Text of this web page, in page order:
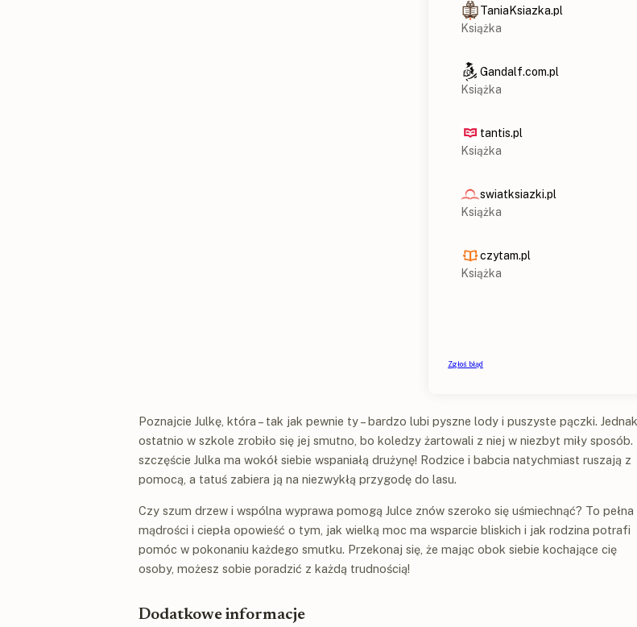
Poznajcie Julkę, która – tak jak pewnie ty – bardzo lubi pyszne lody i puszyste pączki. Jednak
ostatnio w szkole zrobiło się jej smutno, bo koledzy żartowali z niej w niezbyt miły sposób.
szczęście Julka ma wokół siebie wspaniałą drużynę! Rodzice i babcia natychmiast ruszają z
pomocą, a tatuś zabiera ją na niezwykłą przygodę do lasu.
Czy szum drzew i wspólna wyprawa pomogą Julce znów szeroko się uśmiechnąć? To pełna
mądrości i ciepła opowieść o tym, jak wielką moc ma wsparcie bliskich i jak rodzina potrafi
pomóc w pokonaniu każdego smutku. Przekonaj się, że mając obok siebie kochające cię
osoby, możesz sobie poradzić z każdą trudnością!
Dodatkowe informacje